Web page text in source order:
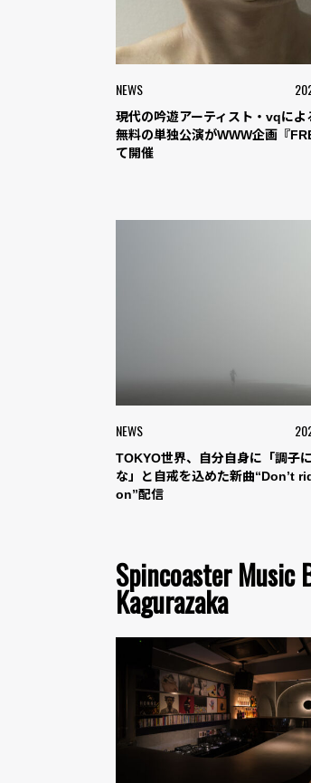
NEWS
現代の吟遊アーティスト・vqによ
無料の単独公演がWWW企画『
て開催
NEWS
TOKYO世界、自分自身に「調子
な」と自戒を込めた新曲“Don’t
on”配信
Spincoaster Music
Kagurazaka